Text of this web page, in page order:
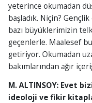
yeterince okumadan
başladık. Niçin?
bazı büyüklerimizin
geçenlerle. Maalesef
getiriyor. Okumadan
bakımlarından ağır
M. ALTINSOY: Evet
ideoloji ve fikir